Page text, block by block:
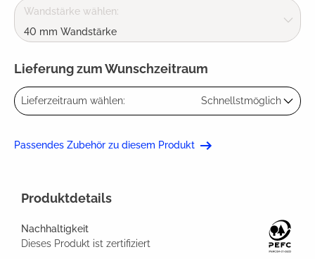
Wandstärke wählen:
40 mm Wandstärke
Lieferung zum Wunschzeitraum
Lieferzeitraum wählen: Schnellstmöglich
Passendes Zubehör zu diesem Produkt
Produktdetails
Nachhaltigkeit
Dieses Produkt ist zertifiziert